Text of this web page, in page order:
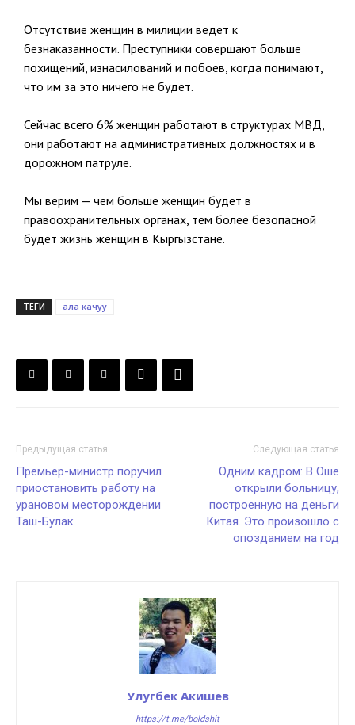
Отсутствие женщин в милиции ведет к
безнаказанности. Преступники совершают больше
похищений, изнасилований и побоев, когда понимают,
что им за это ничего не будет.
Сейчас всего 6% женщин работают в структурах МВД,
они работают на административных должностях и в
дорожном патруле.
Мы верим — чем больше женщин будет в
правоохранительных органах, тем более безопасной
будет жизнь женщин в Кыргызстане.
ТЕГИ ала качуу
Предыдущая статья
Премьер-министр поручил
приостановить работу на
урановом месторождении
Таш-Булак
Следующая статья
Одним кадром: В Оше
открыли больницу,
построенную на деньги
Китая. Это произошло с
опозданием на год
Улугбек Акишев
https://t.me/boldshit